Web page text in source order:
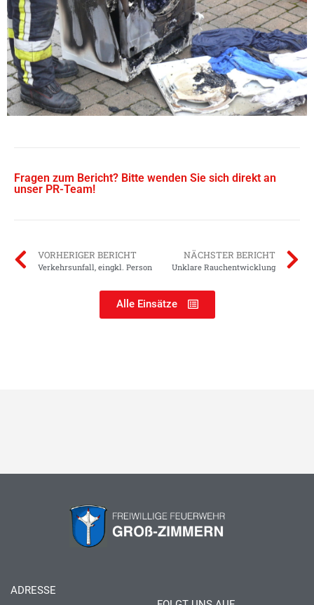
Fragen zum Bericht? Bitte wenden Sie sich direkt an
unser PR-Team!
VORHERIGER BERICHT
Verkehrsunfall, eingkl. Person
NÄCHSTER BERICHT
Unklare Rauchentwicklung
Alle Einsätze
ADRESSE